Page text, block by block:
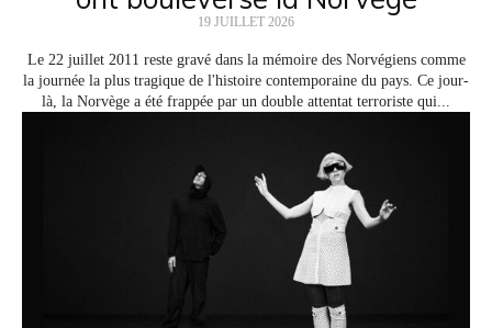
19 JUILLET 2026
Le 22 juillet 2011 reste gravé dans la mémoire des Norvégiens comme
la journée la plus tragique de l'histoire contemporaine du pays. Ce jour-
là, la Norvège a été frappée par un double attentat terroriste qui...